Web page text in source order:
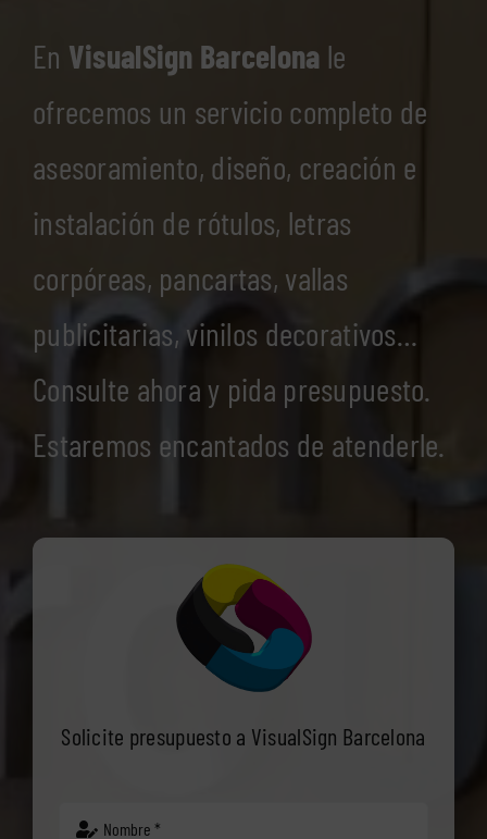
En VisualSign Barcelona le
ofrecemos un servicio completo de
asesoramiento, diseño, creación e
instalación de rótulos, letras
corpóreas, pancartas, vallas
publicitarias, vinilos decorativos…
Consulte ahora y pida presupuesto.
Estaremos encantados de atenderle.
Solicite presupuesto a VisualSign Barcelona